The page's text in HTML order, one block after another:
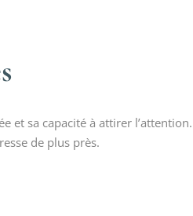
et sa capacité à attirer l’attention.
de plus près.